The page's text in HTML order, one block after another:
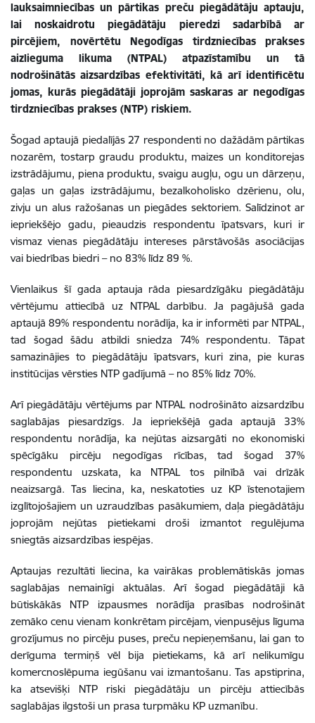
lauksaimniecības un pārtikas preču piegādātāju aptauju,
lai noskaidrotu piegādātāju pieredzi sadarbībā ar
pircējiem, novērtētu Negodīgas tirdzniecības prakses
aizlieguma likuma (NTPAL) atpazīstamību un tā
nodrošinātās aizsardzības efektivitāti, kā arī identificētu
jomas, kurās piegādātāji joprojām saskaras ar negodīgas
tirdzniecības prakses (NTP) riskiem.
Šogad aptaujā piedalījās 27 respondenti no dažādām pārtikas
nozarēm, tostarp graudu produktu, maizes un konditorejas
izstrādājumu, piena produktu, svaigu augļu, ogu un dārzeņu,
gaļas un gaļas izstrādājumu, bezalkoholisko dzērienu, olu,
zivju un alus ražošanas un piegādes sektoriem. Salīdzinot ar
iepriekšējo gadu, pieaudzis respondentu īpatsvars, kuri ir
vismaz vienas piegādātāju intereses pārstāvošās asociācijas
vai biedrības biedri – no 83% līdz 89 %.
Vienlaikus šī gada aptauja rāda piesardzīgāku piegādātāju
vērtējumu attiecībā uz NTPAL darbību. Ja pagājušā gada
aptaujā 89% respondentu norādīja, ka ir informēti par NTPAL,
tad šogad šādu atbildi sniedza 74% respondentu. Tāpat
samazinājies to piegādātāju īpatsvars, kuri zina, pie kuras
institūcijas vērsties NTP gadījumā – no 85% līdz 70%.
Arī piegādātāju vērtējums par NTPAL nodrošināto aizsardzību
saglabājas piesardzīgs. Ja iepriekšējā gada aptaujā 33%
respondentu norādīja, ka nejūtas aizsargāti no ekonomiski
spēcīgāku pircēju negodīgas rīcības, tad šogad 37%
respondentu uzskata, ka NTPAL tos pilnībā vai drīzāk
neaizsargā. Tas liecina, ka, neskatoties uz KP īstenotajiem
izglītojošajiem un uzraudzības pasākumiem, daļa piegādātāju
joprojām nejūtas pietiekami droši izmantot regulējuma
sniegtās aizsardzības iespējas.
Aptaujas rezultāti liecina, ka vairākas problemātiskās jomas
saglabājas nemainīgi aktuālas. Arī šogad piegādātāji kā
būtiskākās NTP izpausmes norādīja prasības nodrošināt
zemāko cenu vienam konkrētam pircējam, vienpusējus līguma
grozījumus no pircēju puses, preču nepieņemšanu, lai gan to
derīguma termiņš vēl bija pietiekams, kā arī nelikumīgu
komercnoslēpuma iegūšanu vai izmantošanu. Tas apstiprina,
ka atsevišķi NTP riski piegādātāju un pircēju attiecībās
saglabājas ilgstoši un prasa turpmāku KP uzmanību.